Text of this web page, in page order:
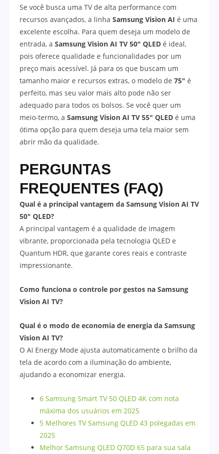
Se você busca uma TV de alta performance com
recursos avançados, a linha Samsung Vision AI é uma
excelente escolha. Para quem deseja um modelo de
entrada, a Samsung Vision AI TV 50″ QLED é ideal,
pois oferece qualidade e funcionalidades por um
preço mais acessível. Já para os que buscam um
tamanho maior e recursos extras, o modelo de 75″ é
perfeito, mas seu valor mais alto pode não ser
adequado para todos os bolsos. Se você quer um
meio-termo, a Samsung Vision AI TV 55″ QLED é uma
ótima opção para quem deseja uma tela maior sem
abrir mão da qualidade.
PERGUNTAS
FREQUENTES (FAQ)
Qual é a principal vantagem da Samsung Vision AI TV
50″ QLED?
A principal vantagem é a qualidade de imagem
vibrante, proporcionada pela tecnologia QLED e
Quantum HDR, que garante cores reais e contraste
impressionante.
Como funciona o controle por gestos na Samsung
Vision AI TV?
Qual é o modo de economia de energia da Samsung
Vision AI TV?
O AI Energy Mode ajusta automaticamente o brilho da
tela de acordo com a iluminação do ambiente,
ajudando a economizar energia.
6 Samsung Smart TV 50 QLED 4K com nota
máxima dos usuários em 2025
5 Melhores TV Samsung QLED 43 polegadas em
2025
Melhor Samsung QLED Q70D 65 para sua sala